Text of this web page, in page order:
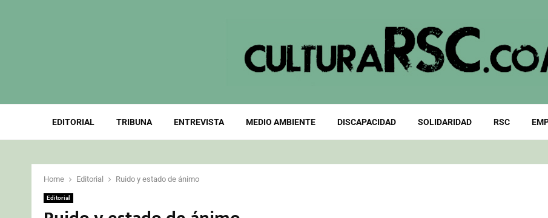
EDITORIAL TRIBUNA ENTREVISTA MEDIO AMBIENTE DISCAPACIDAD SOLIDARIDAD RSC
Home Editorial Ruido y estado de ánimo
Editorial